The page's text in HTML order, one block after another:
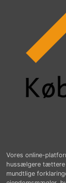
Vores online-
hussælgere tættere
mundtlige